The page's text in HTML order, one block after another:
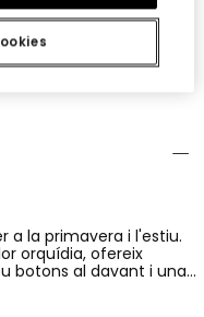
a la primavera i l'estiu.
orquídia, ofereix
botons al davant i una
elegant. Disponible en
seu color neutre